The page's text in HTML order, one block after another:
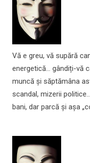
Vă e greu, vă supără
energetică... gândiți-vă
muncă și săptămâna
scandal, mizerii
bani, dar parcă și așa